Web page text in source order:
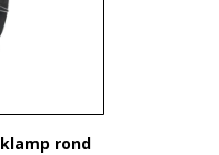
en een slagvaste lens.
ontstoord, wat
op je boordcomputer,
rond